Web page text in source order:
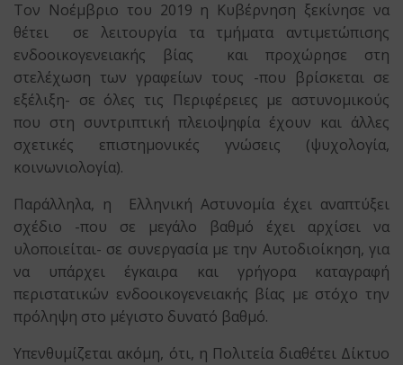
Τον Νοέμβριο του 2019 η Κυβέρνηση ξεκίνησε να
θέτει σε λειτουργία τα τμήματα αντιμετώπισης
ενδοοικογενειακής βίας και προχώρησε στη
στελέχωση των γραφείων τους -που βρίσκεται σε
εξέλιξη- σε όλες τις Περιφέρειες με αστυνομικούς
που στη συντριπτική πλειοψηφία έχουν και άλλες
σχετικές επιστημονικές γνώσεις (ψυχολογία,
κοινωνιολογία).
Παράλληλα, η Ελληνική Αστυνομία έχει αναπτύξει
σχέδιο -που σε μεγάλο βαθμό έχει αρχίσει να
υλοποιείται- σε συνεργασία με την Αυτοδιοίκηση, για
να υπάρχει έγκαιρα και γρήγορα καταγραφή
περιστατικών ενδοοικογενειακής βίας με στόχο την
πρόληψη στο μέγιστο δυνατό βαθμό.
Υπενθυμίζεται ακόμη, ότι, η Πολιτεία διαθέτει Δίκτυο